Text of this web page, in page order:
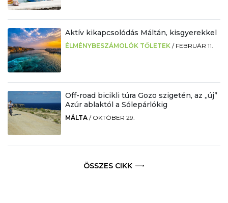
Aktív kikapcsolódás Máltán, kisgyerekkel
ÉLMÉNYBESZÁMOLÓK TŐLETEK / FEBRUÁR 11.
Off-road bicikli túra Gozo szigetén, az „új”
Azúr ablaktól a Sólepárlókig
MÁLTA / OKTÓBER 29.
ÖSSZES CIKK